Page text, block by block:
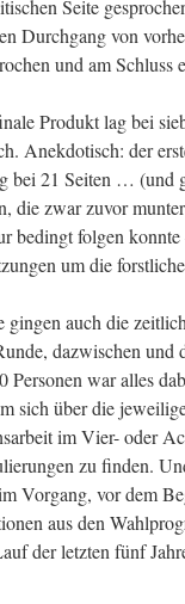
Sei­te
Durch­gang von
und am Schluss
Pro­dukt lag bei
Anek­do­tisch: der
bei 21 Sei­ten … (und
die zwar zuvor
bedingt fol­gen
um die
gin­gen auch die
dazwi­schen
Per­so­nen war alles
sich über die
im Vier- oder
zu fin­den.
Vor­gang, vor dem
aus den
der letz­ten fünf